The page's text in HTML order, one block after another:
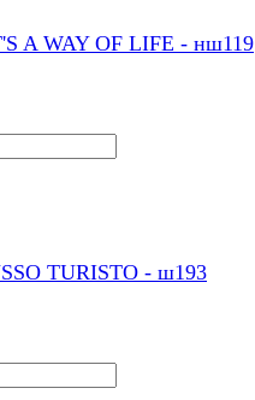
A WAY OF LIFE - нш119
TURISTO - ш193